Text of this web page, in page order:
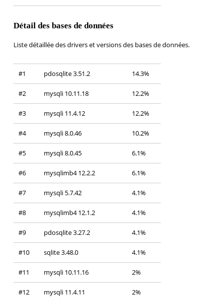
Détail des bases de données
Liste détaillée des drivers et versions des bases de données.
#1 pdosqlite 3.51.2 14.3%
#2 mysqli 10.11.18 12.2%
#3 mysqli 11.4.12 12.2%
#4 mysqli 8.0.46 10.2%
#5 mysqli 8.0.45 6.1%
#6 mysqlimb4 12.2.2 6.1%
#7 mysqli 5.7.42 4.1%
#8 mysqlimb4 12.1.2 4.1%
#9 pdosqlite 3.27.2 4.1%
#10 sqlite 3.48.0 4.1%
#11 mysqli 10.11.16 2%
#12 mysqli 11.4.11 2%